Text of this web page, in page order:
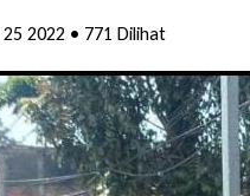
2022 • 771 Dilihat